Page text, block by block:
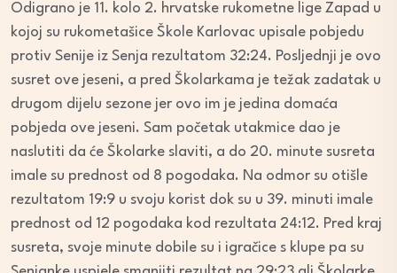
Odigrano je 11. kolo 2. hrvatske rukometne lige Zapad u
kojoj su rukometašice Škole Karlovac upisale pobjedu
protiv Senije iz Senja rezultatom 32:24. Posljednji je ovo
susret ove jeseni, a pred Školarkama je težak zadatak u
drugom dijelu sezone jer ovo im je jedina domaća
pobjeda ove jeseni. Sam početak utakmice dao je
naslutiti da će Školarke slaviti, a do 20. minute susreta
imale su prednost od 8 pogodaka. Na odmor su otišle
rezultatom 19:9 u svoju korist dok su u 39. minuti imale
prednost od 12 pogodaka kod rezultata 24:12. Pred kraj
susreta, svoje minute dobile su i igračice s klupe pa su